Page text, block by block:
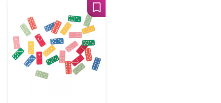
Lägg till i favoriter